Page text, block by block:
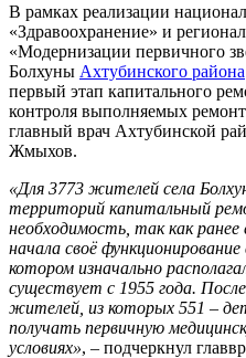
В рамках реализации
«Здравоохранение» и
«Модернизации первичного
Болхуны Ахтубинского района
первый этап капитального
контроля выполняемых
главный врач Ахтубинской
Жмыхов.
«Для 3773 жителей села
территорий капитальный
необходимость, так как ранее
начала своё
котором изначально
существует с 1955 года.
жителей, из которых 551 –
получать первичную
условиях», – подчеркнул